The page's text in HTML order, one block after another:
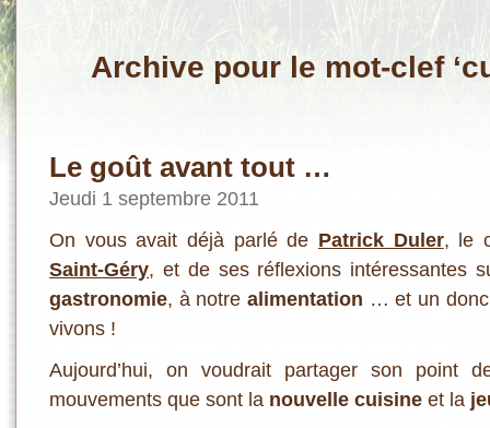
Archive pour le mot-clef
Le goût avant tout …
Jeudi 1 septembre 2011
On vous avait déjà parlé de Patrick Duler, le
Saint-Géry, et de ses réflexions intéressantes
gastronomie, à notre alimentation … et un
vivons !
Aujourd’hui, on voudrait partager son point
mouvements que sont la nouvelle cuisine et la